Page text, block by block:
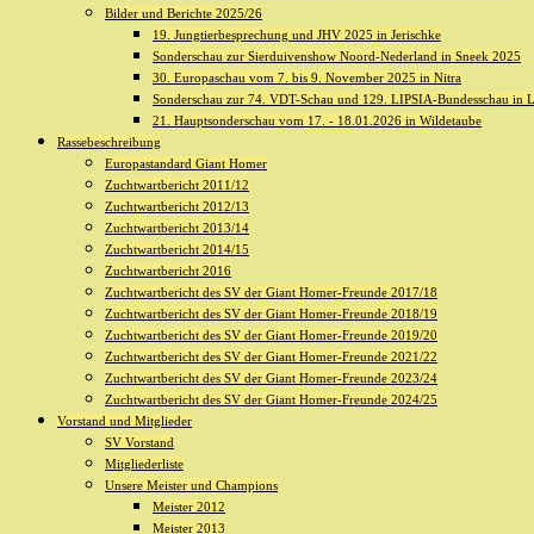
Bilder und Berichte 2025/26
19. Jungtierbesprechung und JHV 2025 in Jerischke
Sonderschau zur Sierduivenshow Noord-Nederland in Sneek 2025
30. Europaschau vom 7. bis 9. November 2025 in Nitra
Sonderschau zur 74. VDT-Schau und 129. LIPSIA-Bundesschau in
21. Hauptsonderschau vom 17. - 18.01.2026 in Wildetaube
Rassebeschreibung
Europastandard Giant Homer
Zuchtwartbericht 2011/12
Zuchtwartbericht 2012/13
Zuchtwartbericht 2013/14
Zuchtwartbericht 2014/15
Zuchtwartbericht 2016
Zuchtwartbericht des SV der Giant Homer-Freunde 2017/18
Zuchtwartbericht des SV der Giant Homer-Freunde 2018/19
Zuchtwartbericht des SV der Giant Homer-Freunde 2019/20
Zuchtwartbericht des SV der Giant Homer-Freunde 2021/22
Zuchtwartbericht des SV der Giant Homer-Freunde 2023/24
Zuchtwartbericht des SV der Giant Homer-Freunde 2024/25
Vorstand und Mitglieder
SV Vorstand
Mitgliederliste
Unsere Meister und Champions
Meister 2012
Meister 2013